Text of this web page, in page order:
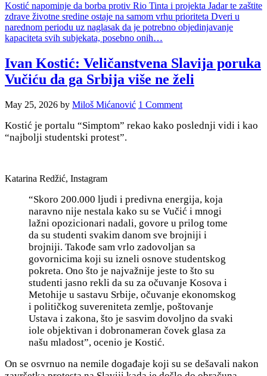
Kostić napominje da borba protiv Rio Tinta i projekta Jadar te zaštite
zdrave životne sredine ostaje na samom vrhu prioriteta Dveri u
narednom periodu uz naglasak da je potrebno objedinjavanje
kapaciteta svih subjekata, posebno onih…
Ivan Kostić: Veličanstvena Slavija poruka
Vučiću da ga Srbija više ne želi
May 25, 2026 by Miloš Mićanović 1 Comment
Kostić je portalu “Simptom” rekao kako poslednji vidi i kao
“najbolji studentski protest”.
Katarina Redžić, Instagram
“Skoro 200.000 ljudi i predivna energija, koja
naravno nije nestala kako su se Vučić i mnogi
lažni opozicionari nadali, govore u prilog tome
da su studenti svakim danom sve brojniji i
brojniji. Takođe sam vrlo zadovoljan sa
govornicima koji su izneli osnove studentskog
pokreta. Ono što je najvažnije jeste to što su
studenti jasno rekli da su za očuvanje Kosova i
Metohije u sastavu Srbije, očuvanje ekonomskog
i političkog suvereniteta zemlje, poštovanje
Ustava i zakona, što je sasvim dovoljno da svaki
iole objektivan i dobronameran čovek glasa za
našu mladost”, ocenio je Kostić.
On se osvrnuo na nemile događaje koji su se dešavali nakon